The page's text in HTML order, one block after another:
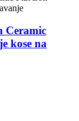
Ceramic
kose na